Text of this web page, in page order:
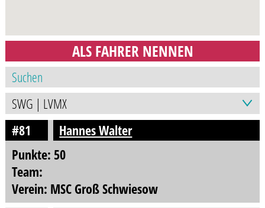
ALS FAHRER NENNEN
#81
Hannes Walter
Punkte: 50
Team:
Verein: MSC Groß Schwiesow